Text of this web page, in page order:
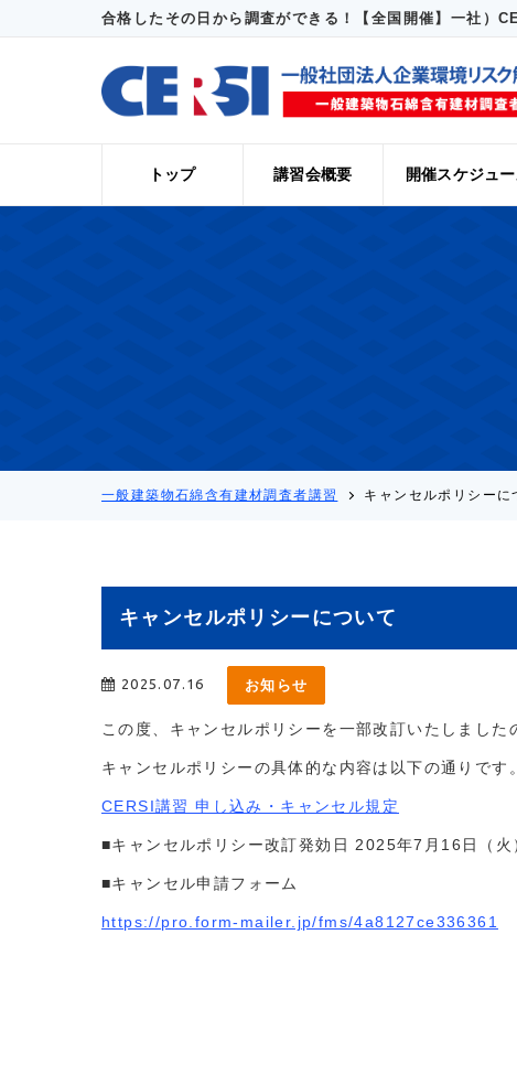
合格したその日から調査ができる！【全国開催】一社）
トップ 講習会概要 開催スケジュ
一般建築物石綿含有建材調査者講習 キャンセルポリシーに
キャンセルポリシーについて
2025.07.16 お知らせ
この度、キャンセルポリシーを一部改訂いたしました
キャンセルポリシーの具体的な内容は以下の通りです
CERSI講習 申し込み・キャンセル規定
■キャンセルポリシー改訂発効日 2025年7月16日（火
■キャンセル申請フォーム
https://pro.form-mailer.jp/fms/4a8127ce336361